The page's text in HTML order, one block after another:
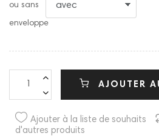
ou sans
enveloppe
AJOUTER
Ajouter à la liste de souhaits
d'autres produits